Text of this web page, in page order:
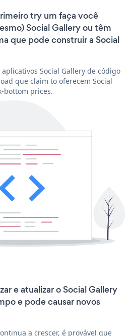
try um faça você
Social Gallery ou têm
que pode construir a Social
Social Gallery de código
que claim to oferecem Social
bottom prices.
e atualizar o Social Gallery
e pode causar novos
a crescer, é provável que